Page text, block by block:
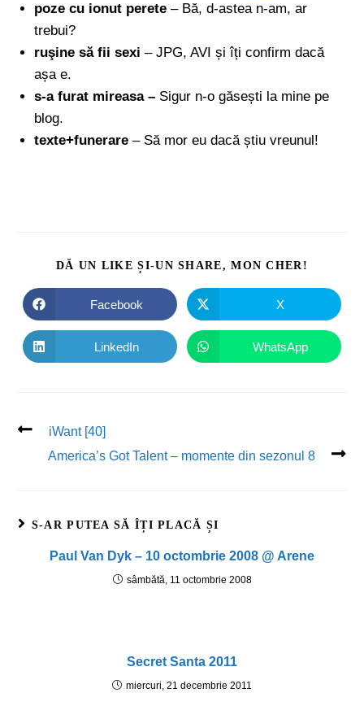
poze cu ionut perete – Bă, d-astea n-am, ar
trebui?
ruşine să fii sexi – JPG, AVI și îți confirm dacă
așa e.
s-a furat mireasa – Sigur n-o găsești la mine pe
blog.
texte+funerare – Să mor eu dacă știu vreunul!
DĂ UN LIKE ȘI-UN SHARE, MON CHER!
Facebook X
LinkedIn WhatsApp
iWant [40]
America’s Got Talent – momente din sezonul 8
S-AR PUTEA SĂ ÎȚI PLACĂ ȘI
Paul Van Dyk – 10 octombrie 2008 @ Arene
sâmbătă, 11 octombrie 2008
Secret Santa 2011
miercuri, 21 decembrie 2011